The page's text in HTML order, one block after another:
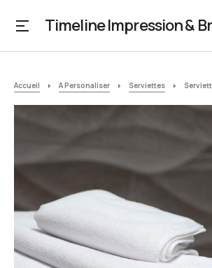
Timeline Impression &
Accueil A Personaliser Serviettes